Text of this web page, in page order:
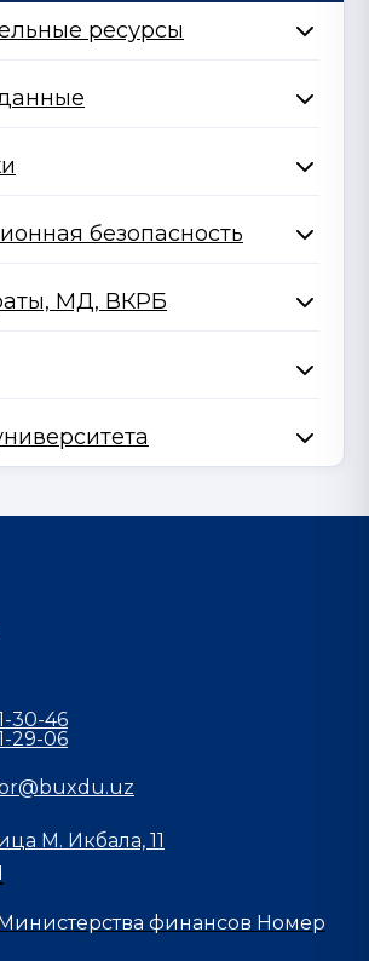
ресурсы
безопасность
МД, ВКРБ
30-46
29-06
М. Икбала, 11
финансов Номер